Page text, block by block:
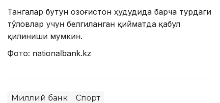
Тангалар бутун Қозоғистон ҳудудида барча турдаги
тўловлар учун белгиланган қийматда қабул
қилиниши мумкин.
Фото: nationalbank.kz
Миллий банк Спорт